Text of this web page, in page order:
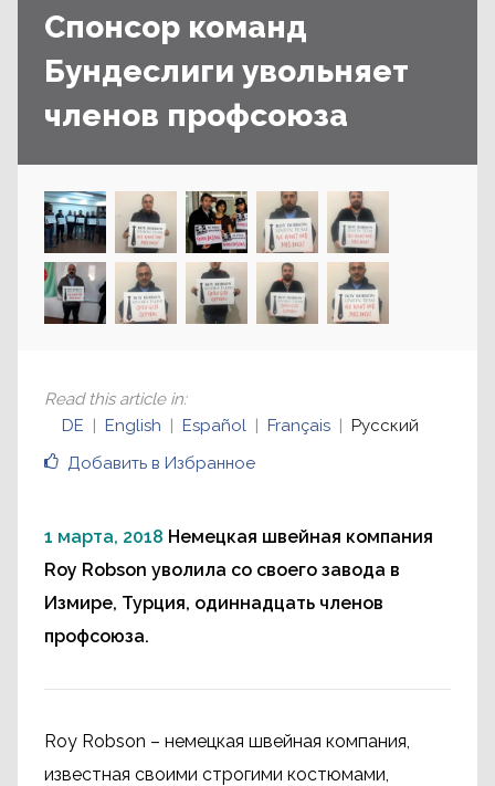
Спонсор команд
Бундеслиги увольняет
членов профсоюза
Добавить в Избранное
Read this article in:
DE
English Español Français Русский
1 марта, 2018 Немецкая швейная компания
Roy Robson уволила со своего завода в
Измире, Турция, одиннадцать членов
профсоюза.
Roy Robson – немецкая швейная компания,
известная своими строгими костюмами,